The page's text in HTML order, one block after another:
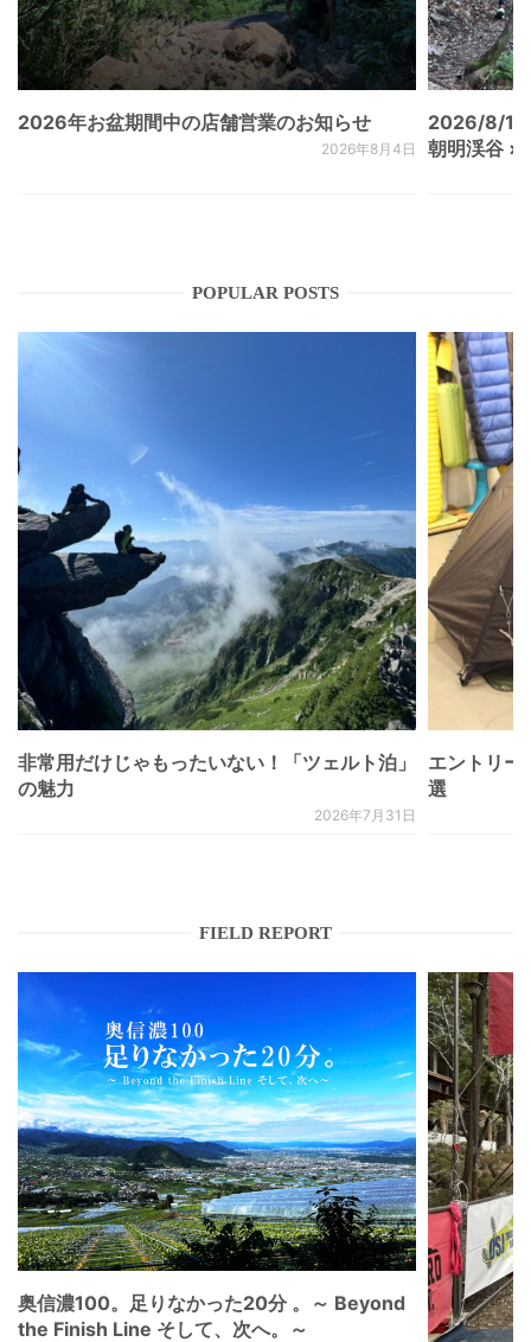
2026年お盆期間中の店舗営業のお知らせ
2026年8月4日
2026/8/
朝明渓谷 ×
POPULAR POSTS
非常用だけじゃもったいない！「ツェルト泊」
の魅力
2026年7月31日
エントリー
選
FIELD REPORT
奥信濃100。足りなかった20分 。～ Beyond
the Finish Line そして、次へ。～